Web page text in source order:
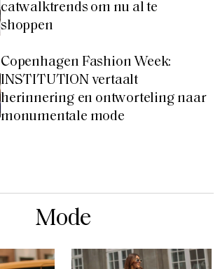
catwalktrends om nu al te
shoppen
Copenhagen Fashion Week:
INSTITUTION vertaalt
herinnering en ontworteling naar
monumentale mode
Mode